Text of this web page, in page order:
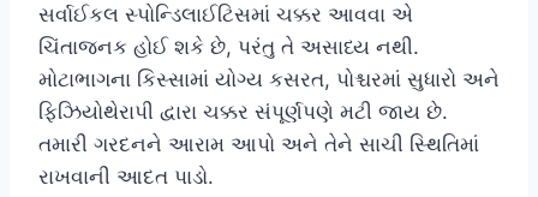
સર્વાઈકલ સ્પોન્ડિલાઈટિસમાં ચક્કર આવવા એ
ચિંતાજનક હોઈ શકે છે, પરંતુ તે અસાધ્ય નથી.
મોટાભાગના કિસ્સામાં યોગ્ય કસરત, પોશ્ચરમાં સુધારો અને
ફિઝિયોથેરાપી દ્વારા ચક્કર સંપૂર્ણપણે મટી જાય છે.
તમારી ગરદનને આરામ આપો અને તેને સાચી સ્થિતિમાં
રાખવાની આદત પાડો.